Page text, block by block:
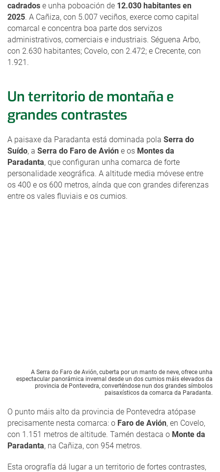
cadrados e unha poboación de 12.030 habitantes en
2025. A Cañiza, con 5.007 veciños, exerce como capital
comarcal e concentra boa parte dos servizos
administrativos, comerciais e industriais. Séguena Arbo,
con 2.630 habitantes; Covelo, con 2.472; e Crecente, con
1.921.
Un territorio de montaña e
grandes contrastes
A paisaxe da Paradanta está dominada pola Serra do
Suído, a Serra do Faro de Avión e os Montes da
Paradanta, que configuran unha comarca de forte
personalidade xeográfica. A altitude media móvese entre
os 400 e os 600 metros, aínda que con grandes diferenzas
entre os vales fluviais e os cumios.
A Serra do Faro de Avión, cuberta por un manto de neve, ofrece unha
espectacular panorámica invernal desde un dos cumios máis elevados da
provincia de Pontevedra, converténdose nun dos grandes símbolos
paisaxísticos da comarca da Paradanta.
O punto máis alto da provincia de Pontevedra atópase
precisamente nesta comarca: o Faro de Avión, en Covelo,
con 1.151 metros de altitude. Tamén destaca o Monte da
Paradanta, na Cañiza, con 954 metros.
Esta orografía dá lugar a un territorio de fortes contrastes,